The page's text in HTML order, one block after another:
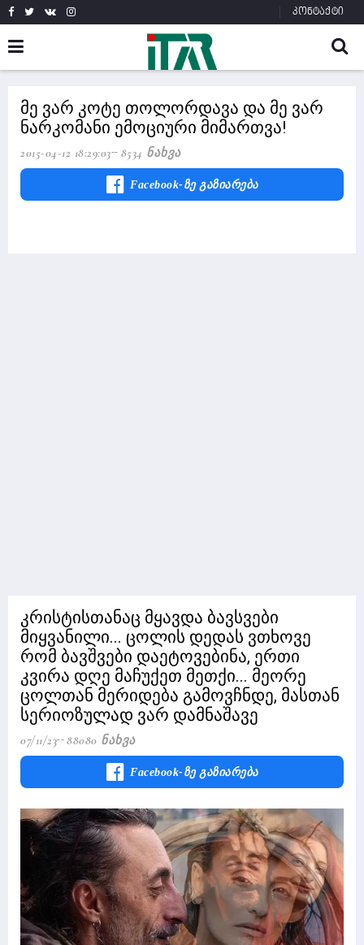
კონტაქტი
მე ვარ კოტე თოლორდავა და მე ვარ
ნარკომანი ემოციური მიმართვა!
2015-04-12 18:29:03 8534 Ნახვა
Facebook-Ზე Გაზიარება
კრისტისთანაც მყავდა ბავსვები
მიყვანილი... ცოლის დედას ვთხოვე
რომ ბავშვები დაეტოვებინა, ერთი
კვირა დღე მაჩუქეთ მეთქი... მეორე
ცოლთან მერიდება გამოვჩნდე, მასთან
სერიოზულად ვარ დამნაშავე
07/11/23 88080 Ნახვა
Facebook-Ზე Გაზიარება